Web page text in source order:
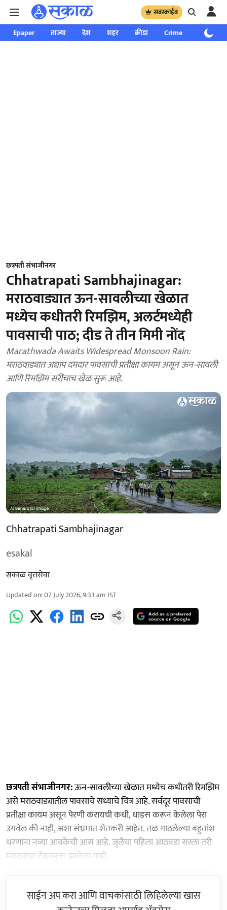
सबस्क्राईब
Epaper ताज्या देश शहर क्रीडा Crime साप्ताहिक
छत्रपती संभाजीनगर
Chhatrapati Sambhajinagar:
मराठवाड्यात ऊन-सावलीच्या खेळात
मध्येच कधीतरी रिमझिम, अलर्टमध्येही
पावसाची पाठ; दीड ते तीन मिमी नोंद
Marathwada Awaits Widespread Monsoon Rain:
मराठवाड्यात अद्याप दमदार पावसाची प्रतीक्षा कायम असून ऊन-सावली
आणि रिमझिम सरींचाच खेळ सुरू आहे.
Chhatrapati Sambhajinagar
esakal
सकाळ वृत्तसेवा
Updated on:07 July 2026, 9:33 am IST
Add as a preferred
source on Google
छत्रपती संभाजीनगर:ऊन-सावलीच्या खेळात मध्येच कधीतरी रिमझिम
असे मराठवाड्यातील पावसाचे सध्याचे चित्र आहे. सर्वदूर पावसाची
प्रतीक्षा कायम असून पेरणी करायची कधी, धाडस करून केलेला पेरा
उगवेल की नाही, अशा संभ्रमात शेतकरी आहेत. तळ गाठलेल्या बहुतांश
धरणांना नव्या आवकेची आस आहे. जुलैचा पहिला आठवडा सरला तरी
मराठवाडा टॅंकरमुक्त झालेला नाही.
साईन अप करा आणि वाचकांसाठी लिहिलेल्या खास